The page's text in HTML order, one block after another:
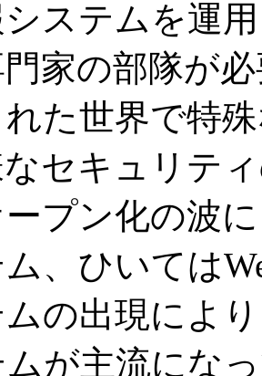
システムを運
家の部隊が
れた世界で特
セキュリテ
プン化の波
、ひいては
の出現によ
が主流にな